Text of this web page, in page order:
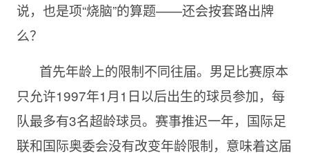
说，也是项“烧脑”的算题——还会按套路出牌
么？
首先年龄上的限制不同往届。男足比赛原本
只允许1997年1月1日以后出生的球员参加，每
队最多有3名超龄球员。赛事推迟一年，国际足
联和国际奥委会没有改变年龄限制，意味着这届